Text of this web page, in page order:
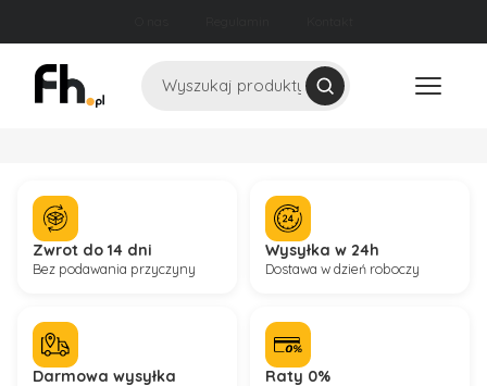
Szukaj
Zwrot do 14 dni
Bez podawania przyczyny
Wysyłka w 24h
Dostawa w dzień roboczy
Darmowa wysyłka Raty 0%